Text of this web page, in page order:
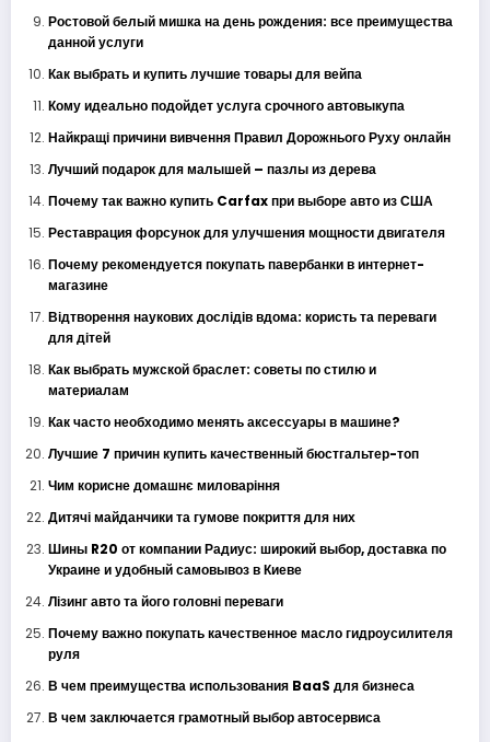
Ростовой белый мишка на день рождения: все преимущества
данной услуги
Как выбрать и купить лучшие товары для вейпа
Кому идеально подойдет услуга срочного автовыкупа
Найкращі причини вивчення Правил Дорожнього Руху онлайн
Лучший подарок для малышей – пазлы из дерева
Почему так важно купить Carfax при выборе авто из США
Реставрация форсунок для улучшения мощности двигателя
Почему рекомендуется покупать павербанки в интернет-
магазине
Відтворення наукових дослідів вдома: користь та переваги
для дітей
Как выбрать мужской браслет: советы по стилю и
материалам
Как часто необходимо менять аксессуары в машине?
Лучшие 7 причин купить качественный бюстгальтер-топ
Чим корисне домашнє миловаріння
Дитячі майданчики та гумове покриття для них
Шины R20 от компании Радиус: широкий выбор, доставка по
Украине и удобный самовывоз в Киеве
Лізинг авто та його головні переваги
Почему важно покупать качественное масло гидроусилителя
руля
В чем преимущества использования BaaS для бизнеса
В чем заключается грамотный выбор автосервиса